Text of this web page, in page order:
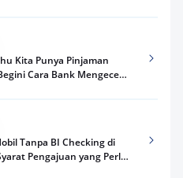
Kita Punya Pinjaman
Cara Bank Mengecek
Tanpa BI Checking di
Pengajuan yang Perlu